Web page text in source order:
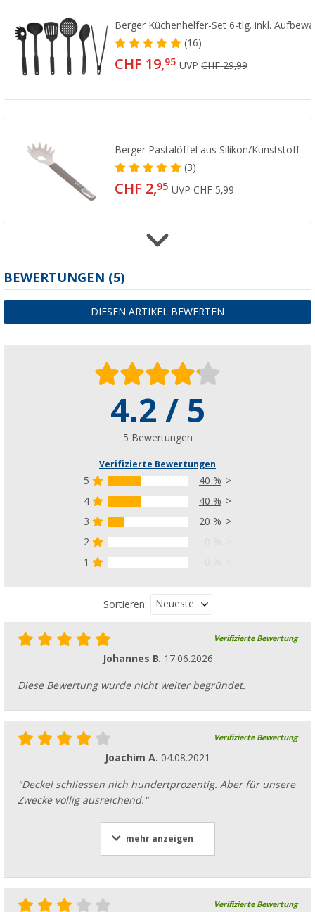
Berger Küchenhelfer-Set 6-tlg. inkl.
(16)
CHF 19,95 UVPCHF 29,99
Berger Pastalöffel aus Silikon/Kunststoff
(3)
CHF 2,95 UVPCHF 5,99
Berger Pfannenwender aus Silikon/
(8)
CHF 2,95 UVPCHF 5,99
Berger Pfannenwender geschlitzt aus
(5)
CHF 2,95 UVP
Berger Schaumlöffel aus Silikon/Kunststoff
Berger Suppenkelle aus Silikon/Kunststoff
Griffzange und Verschlussgurt
CHF 53, UVPCHF 94,99
BEWERTUNGEN (5)
DIESEN ARTIKEL BEWERTEN
4.2 / 5
5 Bewertungen
Verifizierte Bewertungen
5
40 %
4
40 %
3
20 %
2
1
Sortieren: Neueste
Verifizierte Bewertung
Johannes B. 17.06.2026
Diese Bewertung wurde nicht weiter begründet.
Verifizierte Bewertung
Joachim A. 04.08.2021
"Deckel schliessen nich hundertprozentig. Aber für unsere
Zwecke völlig ausreichend."
mehr anzeigen
Verifizierte Bewertung